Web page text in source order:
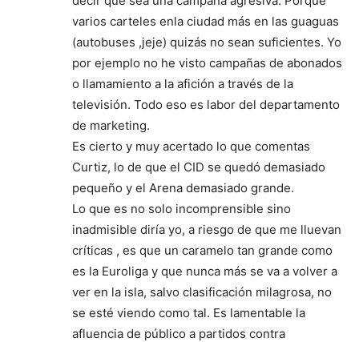
varios carteles enla ciudad más en las guaguas
(autobuses ,jeje) quizás no sean suficientes. Yo
por ejemplo no he visto campañas de abonados
o llamamiento a la afición a través de la
televisión. Todo eso es labor del departamento
de marketing.
Es cierto y muy acertado lo que comentas
Curtiz, lo de que el CID se quedó demasiado
pequeño y el Arena demasiado grande.
Lo que es no solo incomprensible sino
inadmisible diría yo, a riesgo de que me lluevan
críticas , es que un caramelo tan grande como
es la Euroliga y que nunca más se va a volver a
ver en la isla, salvo clasificación milagrosa, no
se esté viendo como tal. Es lamentable la
afluencia de público a partidos contra